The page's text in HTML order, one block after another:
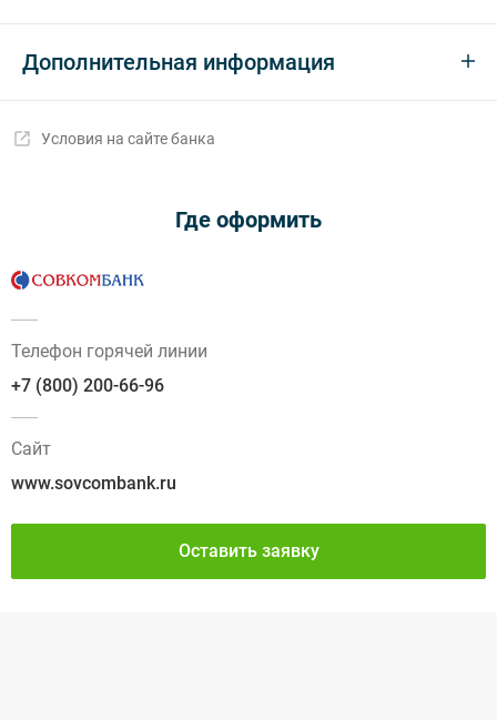
Дополнительная информация
Условия на сайте банка
Где оформить
Телефон горячей линии
+7 (800) 200-66-96
Сайт
www.sovcombank.ru
Оставить заявку